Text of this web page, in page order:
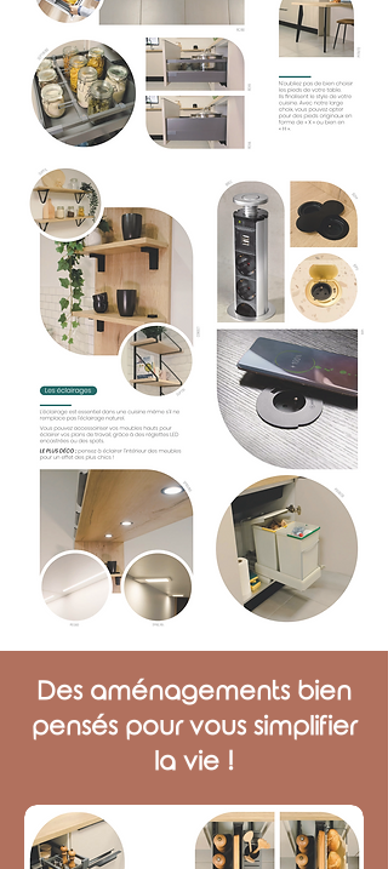
Des aménagements bien
pensés pour vous simplifier
la vie !